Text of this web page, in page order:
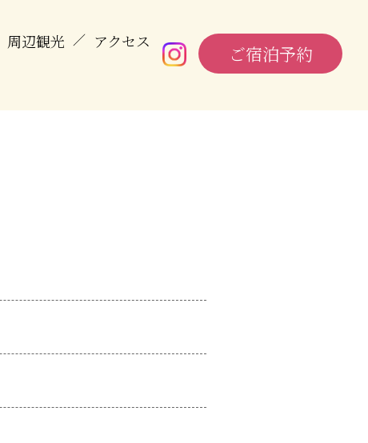
周辺観光 ／ アクセス
ご宿泊予約